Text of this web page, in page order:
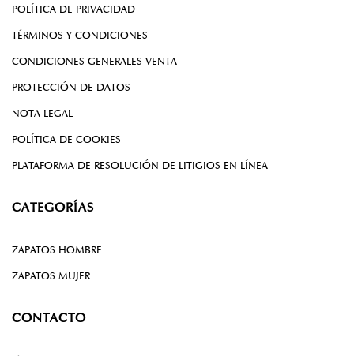
POLÍTICA DE PRIVACIDAD
TÉRMINOS Y CONDICIONES
CONDICIONES GENERALES VENTA
PROTECCIÓN DE DATOS
NOTA LEGAL
POLÍTICA DE COOKIES
PLATAFORMA DE RESOLUCIÓN DE LITIGIOS EN LÍNEA
CATEGORÍAS
ZAPATOS HOMBRE
ZAPATOS MUJER
CONTACTO